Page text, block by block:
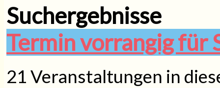
Suchergebnisse
Termin vorrangig für
21 Veranstaltungen in